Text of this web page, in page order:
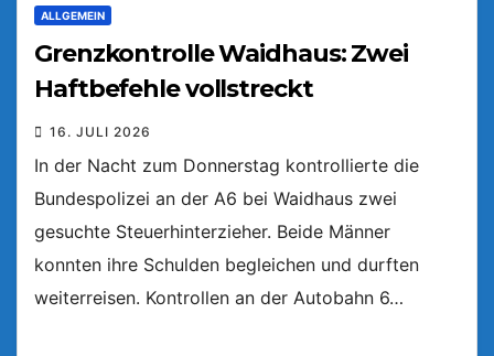
ALLGEMEIN
Grenzkontrolle Waidhaus: Zwei
Haftbefehle vollstreckt
16. JULI 2026
In der Nacht zum Donnerstag kontrollierte die
Bundespolizei an der A6 bei Waidhaus zwei
gesuchte Steuerhinterzieher. Beide Männer
konnten ihre Schulden begleichen und durften
weiterreisen. Kontrollen an der Autobahn 6…